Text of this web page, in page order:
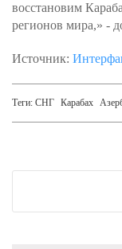
восстановим
регионов мира,» -
Источник:
Теги: СНГ Карабах